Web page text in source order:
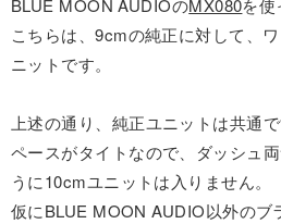
こちらは、9cmの純正に対して、
ニットです。
上述の通り、純正ユニットは共通
ペースがタイトなので、ダッシュ
うに10cmユニットは入りません。
仮にBLUE MOON AUDIO以外のブ